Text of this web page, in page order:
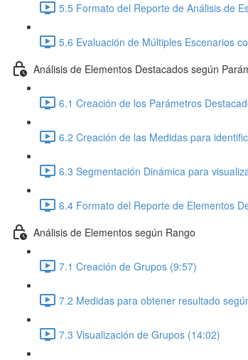
5.5 Formato del Reporte de Análisis de
5.6 Evaluación de Múltiples Escenarios
Análisis de Elementos Destacados según
6.1 Creación de los Parámetros
6.2 Creación de las Medidas para
6.3 Segmentación Dinámica para
6.4 Formato del Reporte de Elementos
Análisis de Elementos según Rango
7.1 Creación de Grupos (9:57)
7.2 Medidas para obtener resultado
7.3 Visualización de Grupos (14:02)